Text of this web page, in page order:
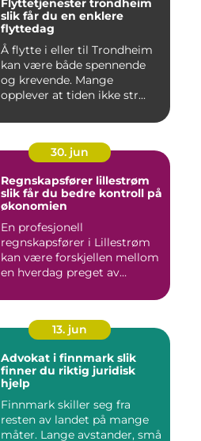
Flyttetjenester trondheim
slik får du en enklere
flyttedag
Å flytte i eller til Trondheim
kan være både spennende
og krevende. Mange
opplever at tiden ikke str...
30. jun
Regnskapsfører lillestrøm
slik får du bedre kontroll på
økonomien
En profesjonell
regnskapsfører i Lillestrøm
kan være forskjellen mellom
en hverdag preget av
13. jun
Advokat i finnmark slik
finner du riktig juridisk
hjelp
Finnmark skiller seg fra
resten av landet på mange
måter. Lange avstander, små